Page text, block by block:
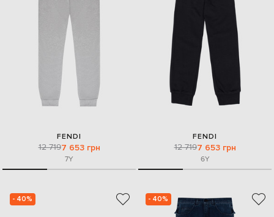
FENDI
12 7197 653 грн
7Y
FENDI
12 7197 653 грн
6Y
- 40% - 40%